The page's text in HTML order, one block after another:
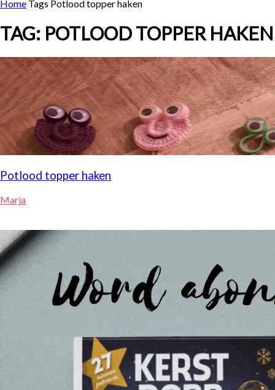
Home Tags Potlood topper haken
TAG: POTLOOD TOPPER HAKEN
Potlood topper haken
Marja